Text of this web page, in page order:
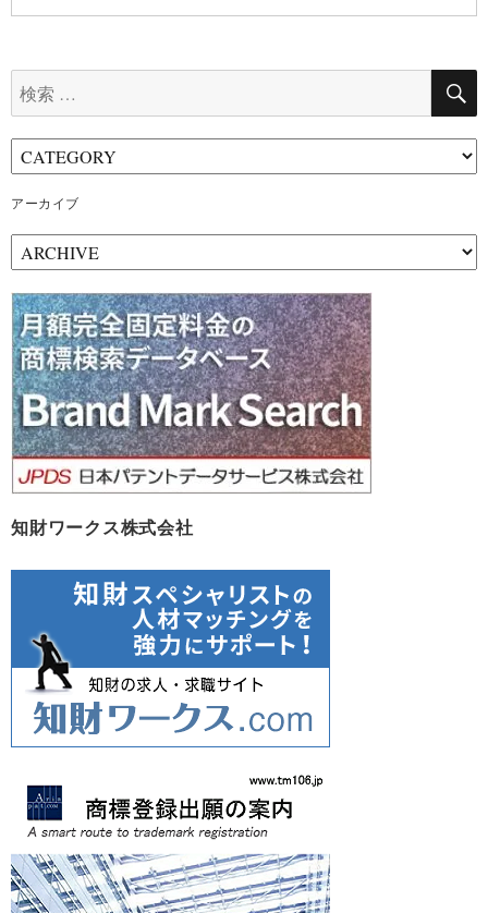
索:
アーカイブ
ー
カ
イ
ブ
知財ワークス株式会社